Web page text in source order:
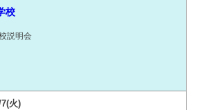
校
説明会
火)